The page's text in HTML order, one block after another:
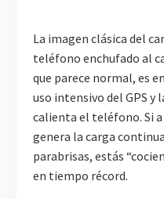
La imagen clásica del
teléfono enchufado al
que parece normal, es
uso intensivo del GPS y
calienta el teléfono. Si
genera la carga
parabrisas, estás
en tiempo récord.